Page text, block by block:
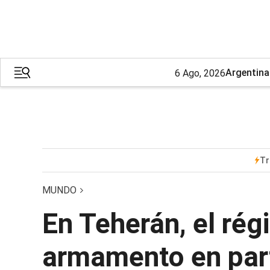
6 Ago, 2026Argentina
MUNDO
En Teherán, el
armamento en